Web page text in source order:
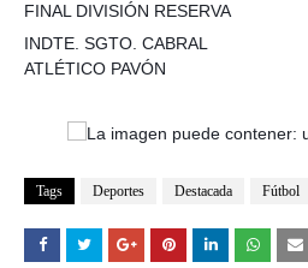
FINAL DIVISIÓN RESERVA
INDTE. SGTO. CABRAL
ATLÉTICO PAVÓN
Tags Deportes Destacada Fútbol